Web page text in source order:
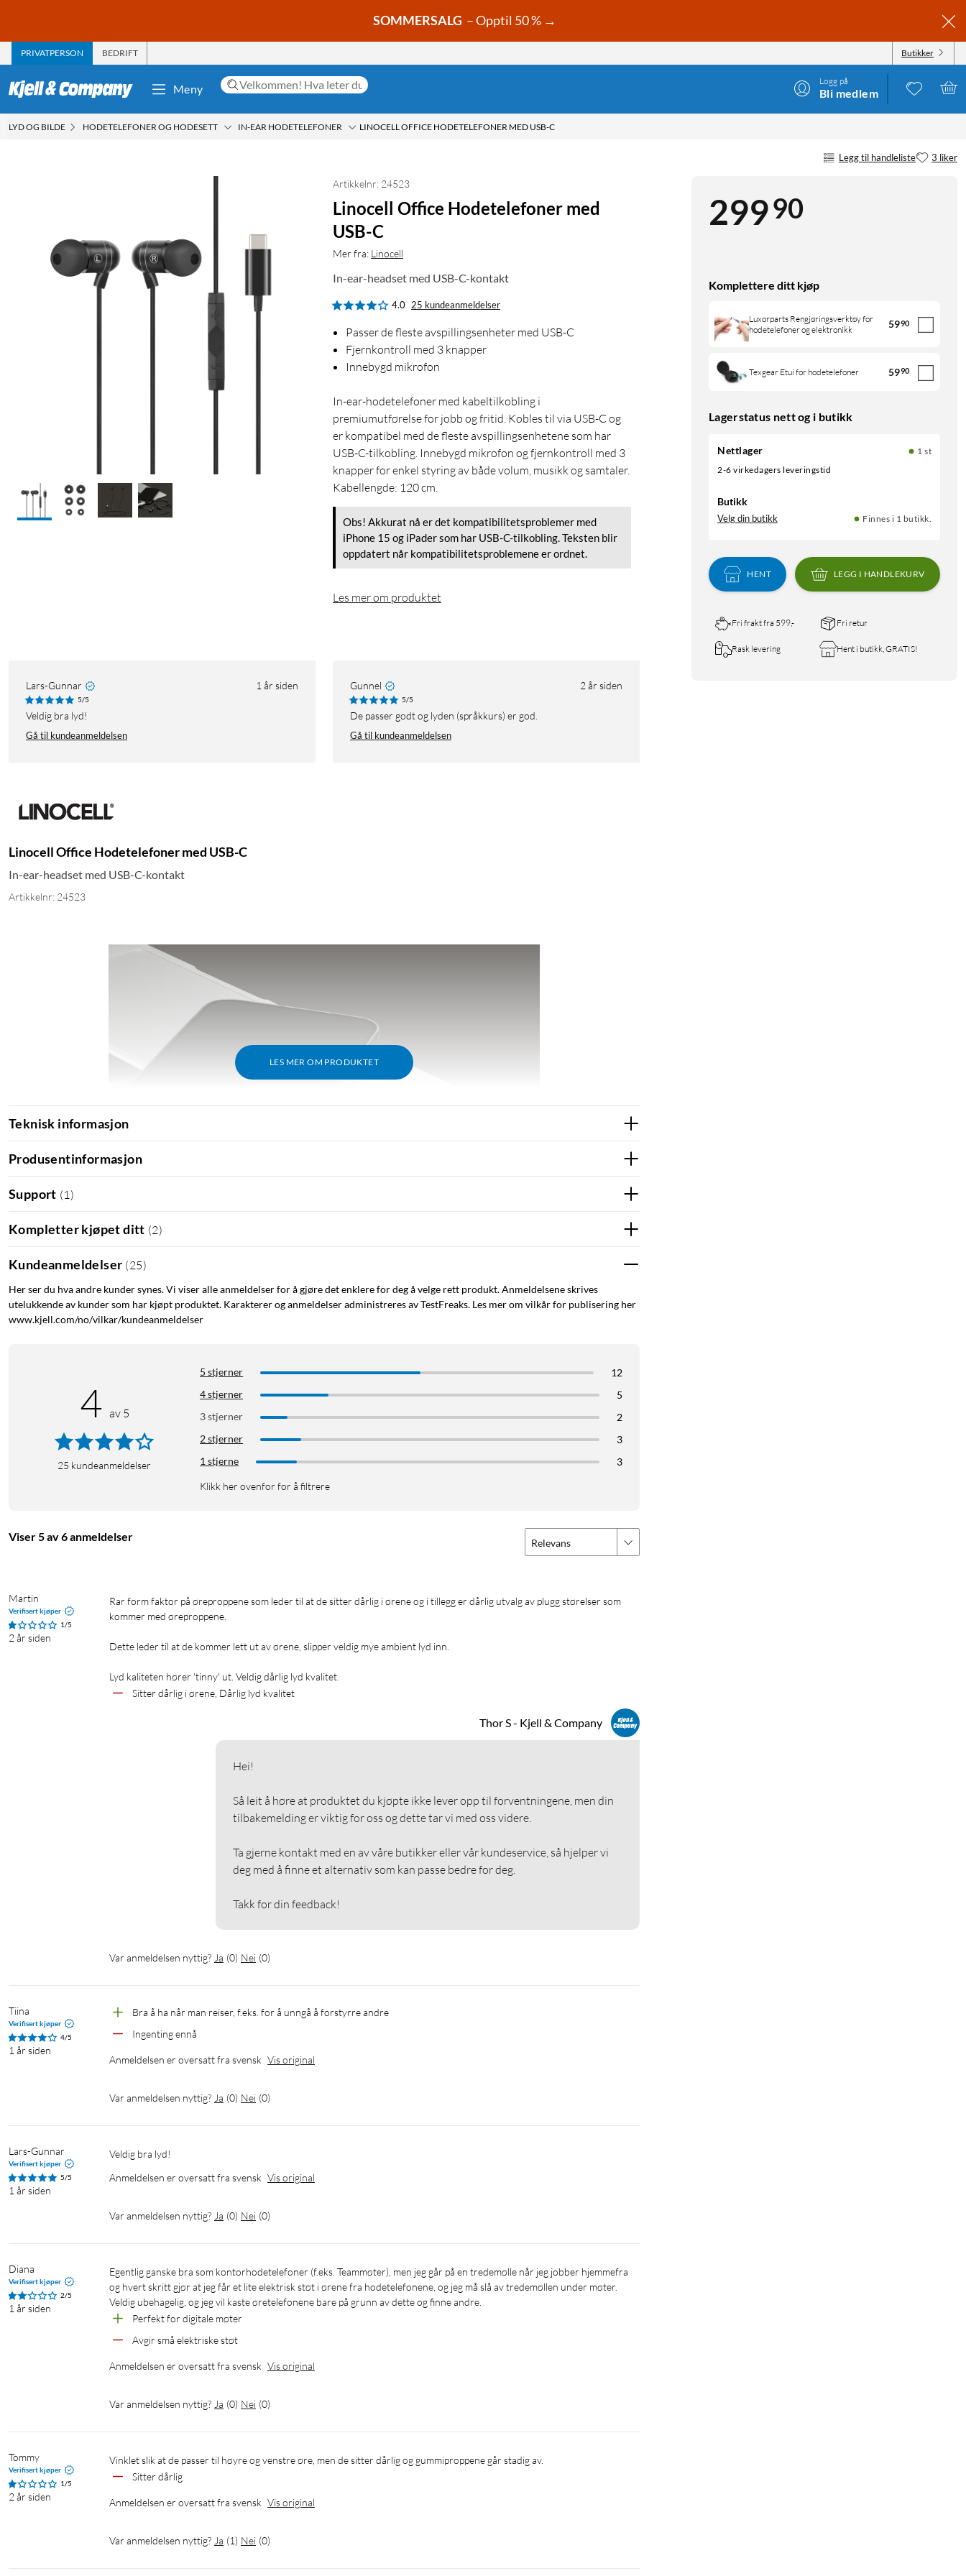
SOMMERSALG – Opptil 50 % →
PRIVATPERSON BEDRIFT Butikker
Meny
Logg på
Bli medlem
LYD OG BILDE HODETELEFONER OG HODESETT IN-EAR HODETELEFONER LINOCELL OFFICE HODETELEFONER MED USB-C
Legg til handleliste 3 liker
29990
Komplettere ditt kjøp
Luxorparts Rengjøringsverktøy for
hodetelefoner og elektronikk
5990
Texgear Etui for hodetelefoner 5990
Lagerstatus nett og i butikk
Nettlager
1 st
2-6 virkedagers leveringstid
Butikk
Velg din butikk Finnes i 1 butikk.
HENT LEGG I HANDLEKURV
Fri frakt fra 599,- Fri retur
Rask levering Hent i butikk, GRATIS!
Artikkelnr: 24523
Linocell Office Hodetelefoner med
USB-C
Mer fra: Linocell
In-ear-headset med USB-C-kontakt
4.0 25 kundeanmeldelser
Passer de fleste avspillingsenheter med USB-C
Fjernkontroll med 3 knapper
Innebygd mikrofon
In-ear-hodetelefoner med kabeltilkobling i
premiumutførelse for jobb og fritid. Kobles til via USB-C og
er kompatibel med de fleste avspillingsenhetene som har
USB-C-tilkobling. Innebygd mikrofon og fjernkontroll med 3
knapper for enkel styring av både volum, musikk og samtaler.
Kabellengde: 120 cm.
Obs! Akkurat nå er det kompatibilitetsproblemer med
iPhone 15 og iPader som har USB-C-tilkobling. Teksten blir
oppdatert når kompatibilitetsproblemene er ordnet.
Les mer om produktet
Lars-Gunnar 1 år siden
5/5
Veldig bra lyd!
Gå til kundeanmeldelsen
Gunnel 2 år siden
5/5
De passer godt og lyden (språkkurs) er god.
Gå til kundeanmeldelsen
Linocell Office Hodetelefoner med USB-C
In-ear-headset med USB-C-kontakt
Artikkelnr: 24523
LES MER OM PRODUKTET
Spesifikasjoner
Frekvensområde: 20 Hz – 20 kHz
Leveres med 3 par øreputer (S/M/L)
Headset for mobil Handsfree Handsfree for mobil
Teknisk informasjon
Produsentinformasjon
Support (1 )
Kompletter kjøpet ditt (2)
Kundeanmeldelser (25)
Her ser du hva andre kunder synes. Vi viser alle anmeldelser for å gjøre det enklere for deg å velge rett produkt. Anmeldelsene skrives
utelukkende av kunder som har kjøpt produktet. Karakterer og anmeldelser administreres av TestFreaks. Les mer om vilkår for publisering her
www.kjell.com/no/vilkar/kundeanmeldelser
4 av 5
25 kundeanmeldelser
5 stjerner
12
4 stjerner
5
3 stjerner
2
2 stjerner
3
1 stjerne
3
Klikk her ovenfor for å filtrere
Viser 5 av 6 anmeldelser Relevans
Martin
Verifisert kjøper
1/5
2 år siden
Rar form faktor på øreproppene som leder til at de sitter dårlig i ørene og i tillegg er dårlig utvalg av plugg størelser som
kommer med øreproppene.
Dette leder til at de kommer lett ut av ørene, slipper veldig mye ambient lyd inn.
Lyd kaliteten hører 'tinny' ut. Veldig dårlig lyd kvalitet.
Sitter dårlig i ørene, Dårlig lyd kvalitet
Thor S - Kjell & Company
Hei!
Så leit å høre at produktet du kjøpte ikke lever opp til forventningene, men din
tilbakemelding er viktig for oss og dette tar vi med oss videre.
Ta gjerne kontakt med en av våre butikker eller vår kundeservice, så hjelper vi
deg med å finne et alternativ som kan passe bedre for deg.
Takk for din feedback!
Var anmeldelsen nyttig? Ja (0) Nei (0)
Tiina
Verifisert kjøper
4/5
1 år siden
Bra å ha når man reiser, f.eks. for å unngå å forstyrre andre
Ingenting ennå
Anmeldelsen er oversatt fra svensk Vis original
Var anmeldelsen nyttig? Ja (0) Nei (0)
Lars-Gunnar
Verifisert kjøper
5/5
1 år siden
Veldig bra lyd!
Anmeldelsen er oversatt fra svensk Vis original
Var anmeldelsen nyttig? Ja (0) Nei (0)
Diana
Verifisert kjøper
2/5
1 år siden
Egentlig ganske bra som kontorhodetelefoner (f.eks. Teammøter), men jeg går på en tredemølle når jeg jobber hjemmefra
og hvert skritt gjør at jeg får et lite elektrisk støt i ørene fra hodetelefonene, og jeg må slå av tredemøllen under møter.
Veldig ubehagelig, og jeg vil kaste øretelefonene bare på grunn av dette og finne andre.
Perfekt for digitale møter
Avgir små elektriske støt
Anmeldelsen er oversatt fra svensk Vis original
Var anmeldelsen nyttig? Ja (0) Nei (0)
Tommy
Verifisert kjøper
1/5
2 år siden
Vinklet slik at de passer til høyre og venstre øre, men de sitter dårlig og gummiproppene går stadig av.
Sitter dårlig
Anmeldelsen er oversatt fra svensk Vis original
Var anmeldelsen nyttig? Ja (1) Nei (0)